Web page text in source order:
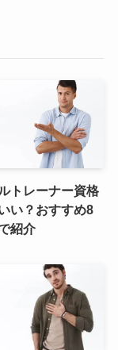
トレーナー資格
い？おすすめ8
紹介